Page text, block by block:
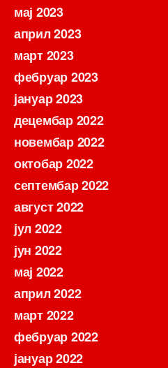
мај 2023
април 2023
март 2023
фебруар 2023
јануар 2023
децембар 2022
новембар 2022
октобар 2022
септембар 2022
август 2022
јул 2022
јун 2022
мај 2022
април 2022
март 2022
фебруар 2022
јануар 2022